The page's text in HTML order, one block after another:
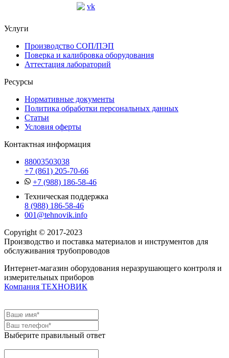
Услуги
Производство СОП/ПЭП
Поверка и калибровка оборудования
Аттестация лабораторий
Ресурсы
Нормативные документы
Политика обработки персональных данных
Статьи
Условия оферты
Контактная информация
88003503038
+7 (861) 205-70-66
+7 (988) 186-58-46
Техническая поддержка
8 (988) 186-58-46
001@tehnovik.info
Copyright © 2017-2023
Производство и поставка материалов и инструментов для
обслуживания трубопроводов
Интернет-магазин оборудования неразрушающего контроля и
измерительных приборов
Компания ТЕХНОВИК
Выберите правильный ответ